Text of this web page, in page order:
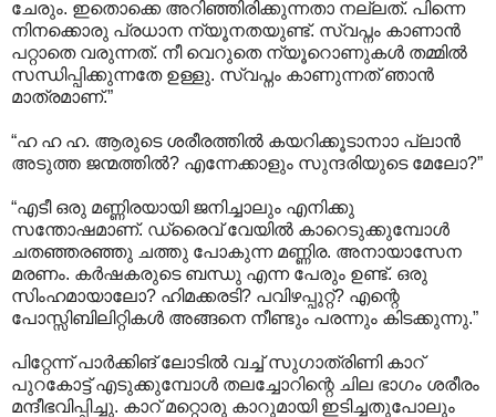
ചേരും. ഇതൊക്കെ അറിഞ്ഞിരിക്കുന്നതാ നല്ലത്. പിന്നെ
നിനക്കൊരു പ്രധാന ന്യൂനതയുണ്ട്. സ്വപ്നം കാണാന്‍
പറ്റാതെ വരുന്നത്. നീ വെറുതെ ന്യൂറൊണുകള്‍ തമ്മില്‍
സന്ധിപ്പിക്കുന്നതേ ഉള്ളു. സ്വപ്നം കാണു‍ന്നത് ഞാന്‍
മാത്രമാണ്.”
“ഹ ഹ ഹ. ആരുടെ ശരീരത്തില്‍ കയറിക്കൂടാനാ‍ാ പ്ലാന്‍
അടുത്ത ജന്മത്തില്‍? എന്നേക്കാളും സുന്ദരിയുടെ മേലോ?”
“എടീ ഒരു മണ്ണിരയായി ജനിച്ചാലും എനിക്കു
സന്തോഷമാണ്. ഡ്രൈവ് വേയില്‍ കാറെടുക്കുമ്പോള്‍
ചതഞ്ഞരഞ്ഞു ചത്തു പോകുന്ന മണ്ണിര. അനായാസേന
മരണം. കര്‍ഷകരുടെ ബന്ധു എന്ന പേരും ഉണ്ട്. ഒരു
സിംഹമായാലോ? ഹിമക്കരടി? പവിഴപ്പുറ്റ്? എന്റെ
പോസ്സിബിലിറ്റികള്‍ അങ്ങനെ നീണ്ടും പരന്നും കിടക്കുന്നു.”
പിറ്റേന്ന് പാര്‍ക്കിങ് ലോടില്‍ വച്ച് സുഗാത്രിണി കാറ്
പുറകോട്ട് എടുക്കുമ്പോള്‍ തലച്ചോറിന്റെ ചില ഭാഗം ശരീരം
മന്ദീഭവിപ്പിച്ചു. കാറ് മറ്റൊരു കാറുമായി ഇടിച്ചതുപോലും